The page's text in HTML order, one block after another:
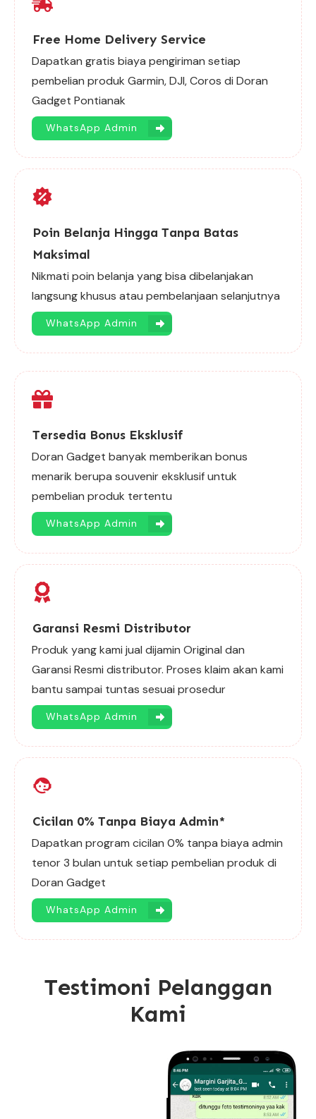
Free Home Delivery Service
Dapatkan gratis biaya pengiriman setiap
pembelian produk Garmin, DJI, Coros di Doran
Gadget Pontianak
WhatsApp Admin
Poin Belanja Hingga Tanpa Batas
Maksimal
Nikmati poin belanja yang bisa dibelanjakan
langsung khusus atau pembelanjaan selanjutnya
WhatsApp Admin
Tersedia Bonus Eksklusif
Doran Gadget banyak memberikan bonus
menarik berupa souvenir eksklusif untuk
pembelian produk tertentu
WhatsApp Admin
Garansi Resmi Distributor
Produk yang kami jual dijamin Original dan
Garansi Resmi distributor. Proses klaim akan kami
bantu sampai tuntas sesuai prosedur
WhatsApp Admin
Cicilan 0% Tanpa Biaya Admin*
Dapatkan program cicilan 0% tanpa biaya admin
tenor 3 bulan untuk setiap pembelian produk di
Doran Gadget
WhatsApp Admin
Testimoni Pelanggan
Kami